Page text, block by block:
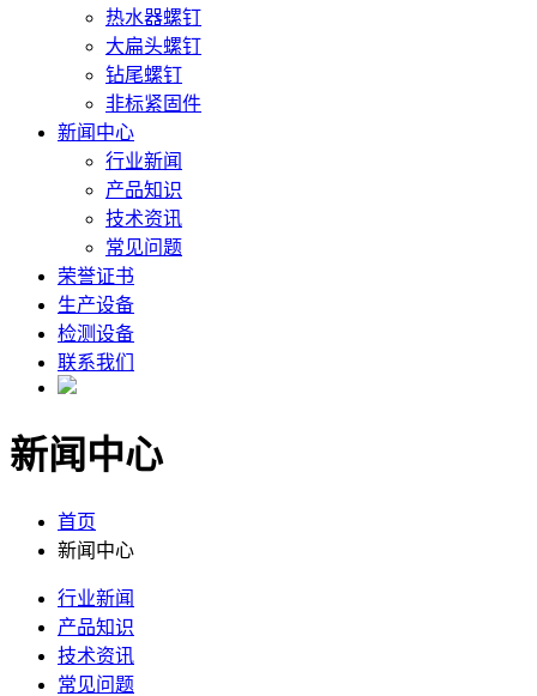
热水器螺钉
大扁头螺钉
钻尾螺钉
非标紧固件
新闻中心
行业新闻
产品知识
技术资讯
常见问题
荣誉证书
生产设备
检测设备
联系我们
新闻中心
首页
新闻中心
行业新闻
产品知识
技术资讯
常见问题